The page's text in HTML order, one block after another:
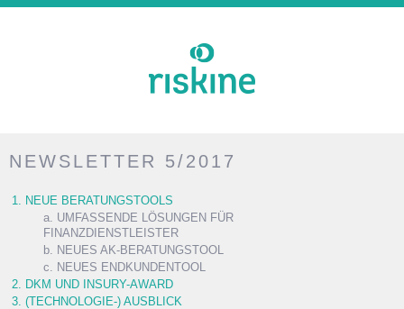
NEWSLETTER 5/2017
1. NEUE BERATUNGSTOOLS
a. UMFASSENDE LÖSUNGEN FÜR
FINANZDIENSTLEISTER
b. NEUES AK-BERATUNGSTOOL
c. NEUES ENDKUNDENTOOL
2. DKM UND INSURY-AWARD
3. (TECHNOLOGIE-) AUSBLICK